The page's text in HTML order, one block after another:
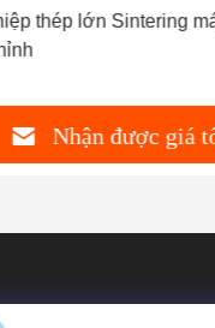
thép lớn Sintering
Nhận được giá